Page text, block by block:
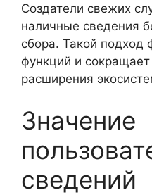
Создатели свежих
наличные сведения
сбора. Такой подход
функций и
расширения
Значение
сведений